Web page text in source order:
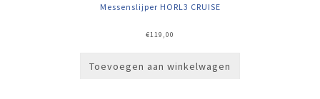
Messenslijper HORL3 CRUISE
€119,00
Toevoegen aan winkelwagen